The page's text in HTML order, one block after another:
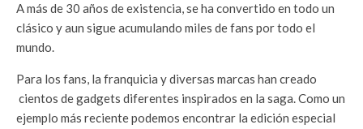
A más de 30 años de existencia, se ha convertido en todo un
clásico y aun sigue acumulando miles de fans por todo el
mundo.
Para los fans, la franquicia y diversas marcas han creado
cientos de gadgets diferentes inspirados en la saga. Como un
ejemplo más reciente podemos encontrar la edición especial